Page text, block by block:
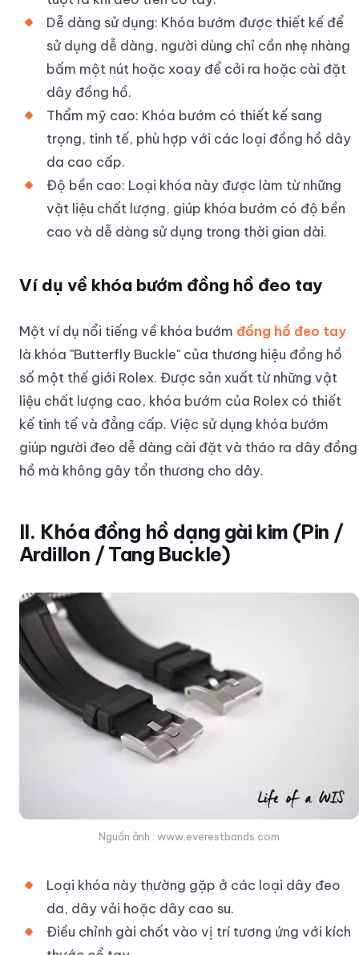
Dễ dàng sử dụng: Khóa bướm được thiết kế để
sử dụng dễ dàng, người dùng chỉ cần nhẹ nhàng
bấm một nút hoặc xoay để cởi ra hoặc cài đặt
dây đồng hồ.
Thẩm mỹ cao: Khóa bướm có thiết kế sang
trọng, tinh tế, phù hợp với các loại đồng hồ dây
da cao cấp.
Độ bền cao: Loại khóa này được làm từ những
vật liệu chất lượng, giúp khóa bướm có độ bền
cao và dễ dàng sử dụng trong thời gian dài.
Ví dụ về khóa bướm đồng hồ đeo tay
Một ví dụ nổi tiếng về khóa bướm đồng hồ đeo tay
là khóa "Butterfly Buckle" của thương hiệu đồng hồ
số một thế giới Rolex. Được sản xuất từ những vật
liệu chất lượng cao, khóa bướm của Rolex có thiết
kế tinh tế và đẳng cấp. Việc sử dụng khóa bướm
giúp người đeo dễ dàng cài đặt và tháo ra dây đồng
hồ mà không gây tổn thương cho dây.
II. Khóa đồng hồ dạng gài kim (Pin /
Ardillon / Tang Buckle)
Nguồn ảnh : www.everestbands.com
Loại khóa này thường gặp ở các loại dây đeo
da, dây vải hoặc dây cao su.
Điều chỉnh gài chốt vào vị trí tương ứng với kích